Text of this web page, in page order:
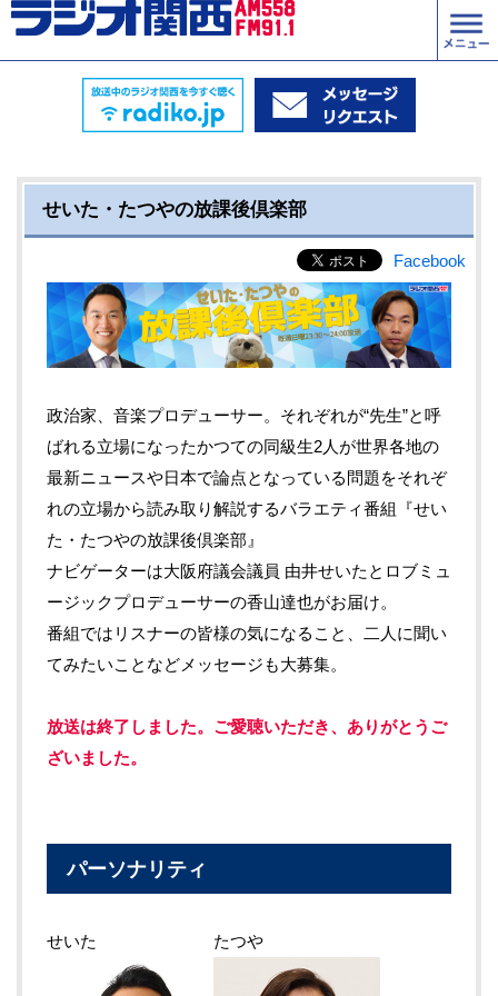
せいた・たつやの放課後倶楽部
Facebook
政治家、音楽プロデューサー。それぞれが“先生”と呼
ばれる立場になったかつての同級生2人が世界各地の
最新ニュースや日本で論点となっている問題をそれぞ
れの立場から読み取り解説するバラエティ番組『せい
た・たつやの放課後倶楽部』
ナビゲーターは大阪府議会議員 由井せいたとロブミュ
ージックプロデューサーの香山達也がお届け。
番組ではリスナーの皆様の気になること、二人に聞い
てみたいことなどメッセージも大募集。
放送は終了しました。ご愛聴いただき、ありがとうご
ざいました。
パーソナリティ
せいた たつや